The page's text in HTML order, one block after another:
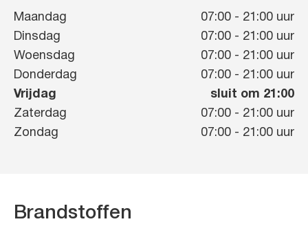
Maandag 07:00 - 21:00 uur
Dinsdag
07:00 - 21:00 uur
Woensdag
07:00 - 21:00 uur
Donderdag
07:00 - 21:00 uur
Vrijdag
sluit om 21:00
Zaterdag
07:00 - 21:00 uur
Zondag
07:00 - 21:00 uur
Brandstoffen